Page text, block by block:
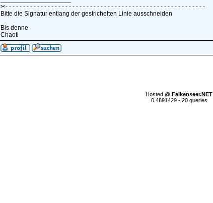
✂- - - - - - - - - - - - - - - - - - - - - - - - - - - - - - - - - - - - - - - - - - - - - - - - - - - - - - - - -
Bitte die Signatur entlang der gestrichelten Linie ausschneiden
Bis denne
Chaoti
Hosted @ Falkenseer.NET
0.4891429 - 20 queries